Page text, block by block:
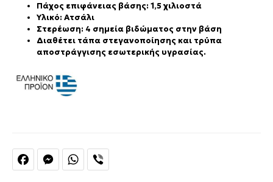
FacebookMessengerWhatsApp
Πάχος επιφάνειας βάσης: 1,5 χιλιοστά
Υλικό: Ατσάλι
Στερέωση: 4 σημεία βιδώματος στην βάση
Διαθέτει τάπα στεγανοποίησης και τρύπα
αποστράγγισης εσωτερικής υγρασίας.